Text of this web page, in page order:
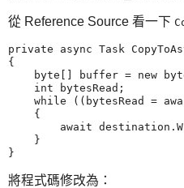
從 Reference Source 看一下
private async Task
{
byte[] buffer = new
    int bytesRead;
while ((bytesRead =
    {
await
    }
將程式碼修改為：